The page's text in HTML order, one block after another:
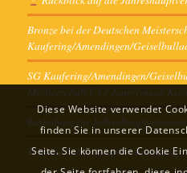
Bronze bei der Deutschen
Kaufering/Amendingen/
SG Kaufering/Amendingen/
Meisterschaft U13 Juniorinnen
Einladung zur
Termine Jahreshauptversammlung
Diese Website verwendet
finden Sie in unserer
Seite. Sie können die Cookie